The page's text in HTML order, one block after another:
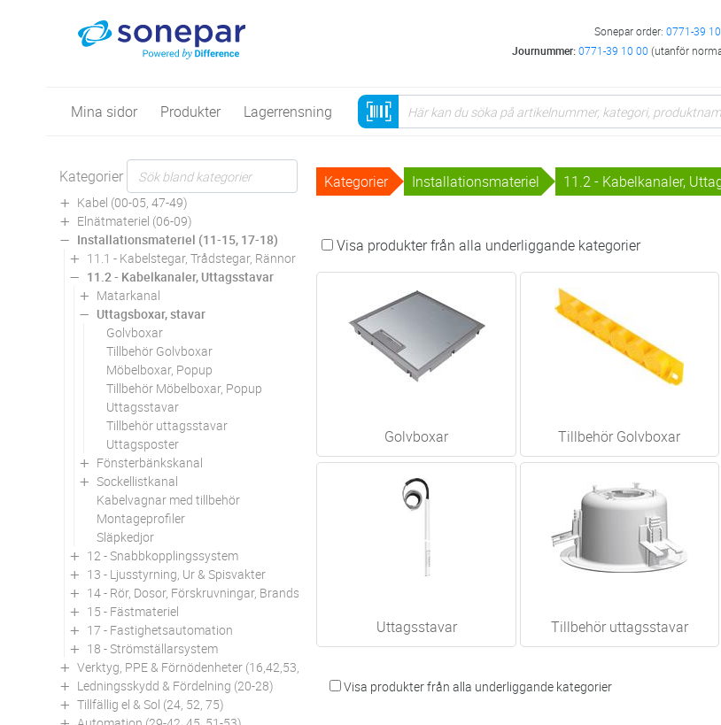
Sonepar order: 0771-39
Journummer:0771-39 10 00 (utanför
Mina sidor Produkter Lagerrensning
Kategorier
Kabel (00-05, 47-49)
Elnätmateriel (06-09)
Installationsmateriel (11-15, 17-18)
11.1 - Kabelstegar, Trådstegar, Rännor
11.2 - Kabelkanaler, Uttagsstavar
Matarkanal
Uttagsboxar, stavar
Golvboxar
Tillbehör Golvboxar
Möbelboxar, Popup
Tillbehör Möbelboxar, Popup
Uttagsstavar
Tillbehör uttagsstavar
Uttagsposter
Fönsterbänkskanal
Sockellistkanal
Kabelvagnar med tillbehör
Montageprofiler
Släpkedjor
12 - Snabbkopplingssystem
13 - Ljusstyrning, Ur & Spisvakter
14 - Rör, Dosor, Förskruvningar, Brandskydd
15 - Fästmateriel
17 - Fastighetsautomation
18 - Strömställarsystem
Verktyg, PPE & Förnödenheter (16,42,53,94)
Ledningsskydd & Fördelning (20-28)
Tillfällig el & Sol (24, 52, 75)
Kategorier Installationsmateriel 11.2 - Kabelkanaler,
Visa produkter från alla underliggande kategorier
Golvboxar Tillbehör Golvboxar
Uttagsstavar Tillbehör uttagsstavar
Visa produkter från alla underliggande kategorier